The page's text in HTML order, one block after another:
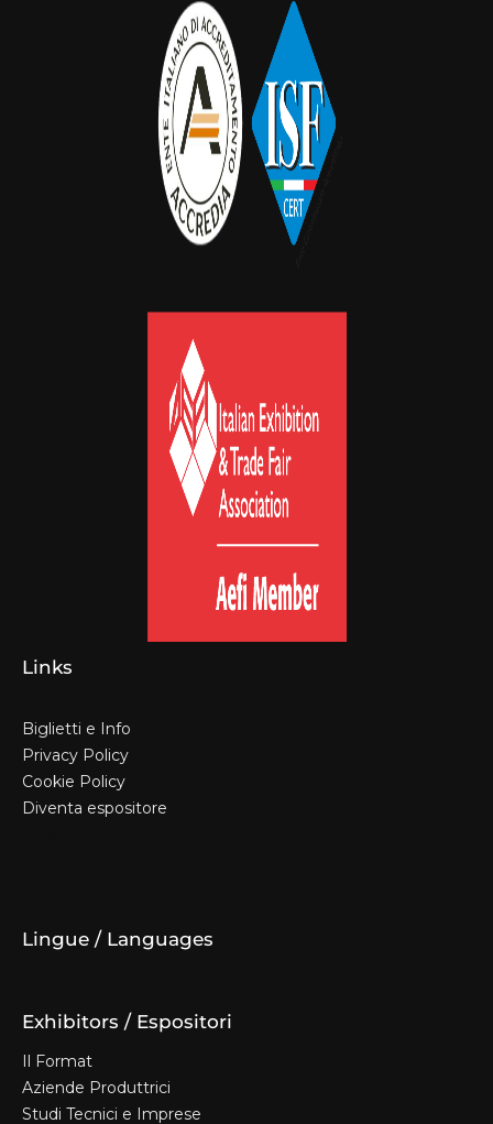
Links
Biglietti e Info
Privacy Policy
Cookie Policy
Diventa espositore
Lingue / Languages
Exhibitors / Espositori
Il Format
Aziende Produttrici
Studi Tecnici e Imprese